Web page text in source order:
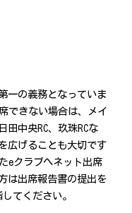
一の義務となっていま
できない場合は、メイ
中央RC、玖珠RCな
広げることも大切です
eクラブへネット出席
は出席報告書の提出を
てください。